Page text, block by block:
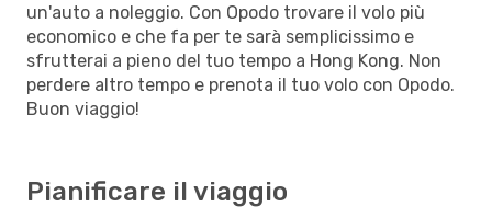
un'auto a noleggio. Con Opodo trovare il volo più
economico e che fa per te sarà semplicissimo e
sfrutterai a pieno del tuo tempo a Hong Kong. Non
perdere altro tempo e prenota il tuo volo con Opodo.
Buon viaggio!
Pianificare il viaggio